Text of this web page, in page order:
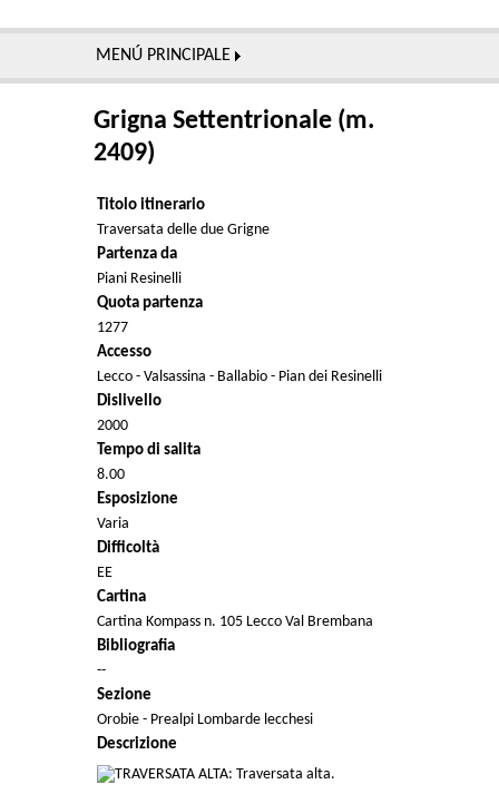
MENÚ PRINCIPALE
Grigna Settentrionale (m.
2409)
Titolo itinerario
Traversata delle due Grigne
Partenza da
Piani Resinelli
Quota partenza
1277
Accesso
Lecco - Valsassina - Ballabio - Pian dei Resinelli
Dislivello
2000
Tempo di salita
8.00
Esposizione
Varia
Difficoltà
EE
Cartina
Cartina Kompass n. 105 Lecco Val Brembana
Bibliografia
--
Sezione
Orobie - Prealpi Lombarde lecchesi
Descrizione